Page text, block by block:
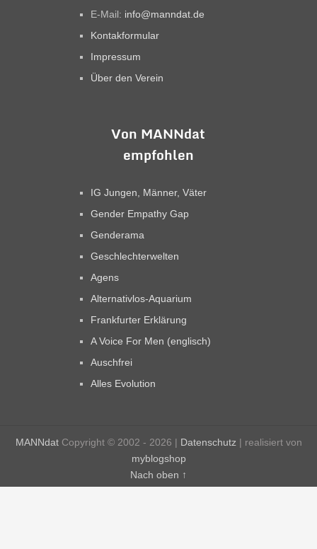
E-Mail: info@manndat.de
Kontakformular
Impressum
Über den Verein
Von MANNdat
empfohlen
IG Jungen, Männer, Väter
Gender Empathy Gap
Genderama
Geschlechterwelten
Agens
Alternativlos-Aquarium
Frankfurter Erklärung
A Voice For Men (englisch)
Auschfrei
Alles Evolution
MANNdatCopyright © 2002 - 2026 | Datenschutz | realisiert von
myblogshop
Nach oben ↑